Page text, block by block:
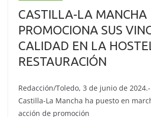
CASTILLA-LA MANCHA
PROMOCIONA SUS
CALIDAD EN LA
RESTAURACIÓN
Redacción/Toledo, 3 de junio de
Castilla-La Mancha ha puesto en
acción de promoción